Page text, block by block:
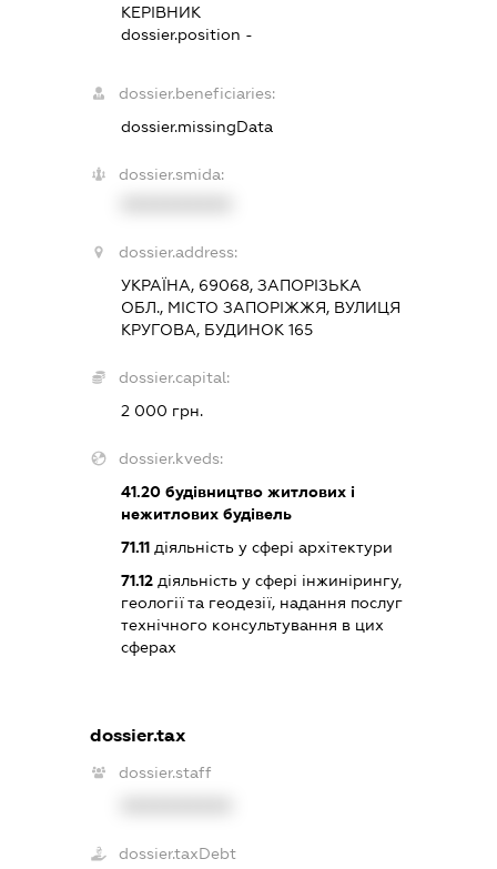
КЕРІВНИК
dossier.position -
dossier.beneficiaries:
dossier.missingData
dossier.smida:
dossier.address:
УКРАЇНА, 69068, ЗАПОРІЗЬКА
ОБЛ., МІСТО ЗАПОРІЖЖЯ, ВУЛИЦЯ
КРУГОВА, БУДИНОК 165
dossier.capital:
2 000 грн.
dossier.kveds:
41.20будівництво житлових і
нежитлових будівель
71.11діяльність у сфері архітектури
71.12діяльність у сфері інжинірингу,
геології та геодезії, надання послуг
технічного консультування в цих
сферах
dossier.tax
dossier.staff
dossier.taxDebt